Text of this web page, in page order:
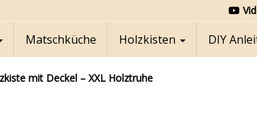
Matschküche Holzkisten DIY
mit Deckel – XXL Holztruhe